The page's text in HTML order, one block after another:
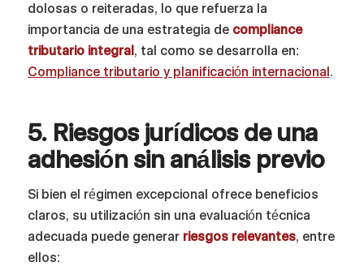
dolosas o reiteradas, lo que refuerza la
importancia de una estrategia de compliance
tributario integral , tal como se desarrolla en:
Compliance tributario y planificación internacional .
5. Riesgos jurídicos de una
adhesión sin análisis previo
Si bien el régimen excepcional ofrece beneficios
claros, su utilización sin una evaluación técnica
adecuada puede generar riesgos relevantes, entre
ellos: